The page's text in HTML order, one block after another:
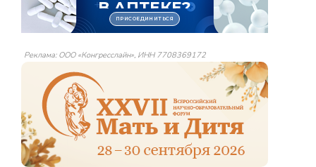
Реклама: ООО «Конгресслайн», ИНН 7708369172